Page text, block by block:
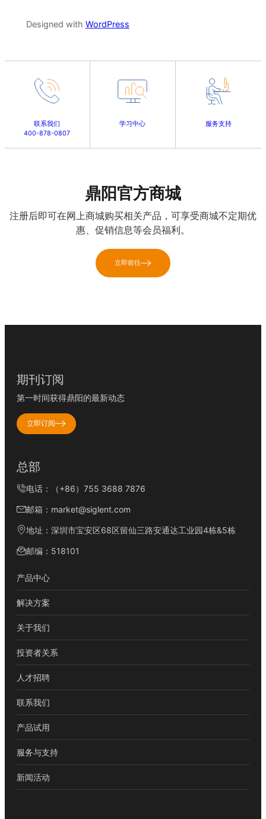
Designed with WordPress
联系我们
400-878-0807
学习中心 服务支持
鼎阳官方商城
注册后即可在网上商城购买相关产品，可享受商城不定期优
惠、促销信息等会员福利。
立即前往
期刊订阅
第一时间获得鼎阳的最新动态
立即订阅
总部
电话：（+86）755 3688 7876
邮箱：market@siglent.com
地址：深圳市宝安区68区留仙三路安通达工业园4栋&5栋
邮编：518101
产品中心
解决方案
关于我们
投资者关系
人才招聘
联系我们
产品试用
服务与支持
新闻活动